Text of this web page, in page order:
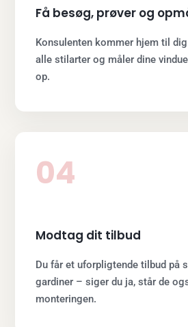
Få besøg, prøver og
Konsulenten kommer hjem til
alle stilarter og måler dine
op.
04
Modtag dit tilbud
Du får et uforpligtende tilbud på
gardiner – siger du ja, står de
monteringen.